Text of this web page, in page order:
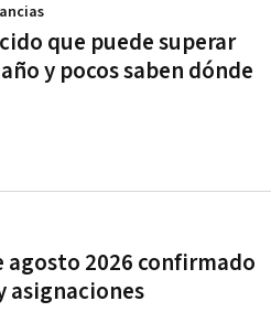
que puede superar
y pocos saben dónde
agosto 2026 confirmado
asignaciones